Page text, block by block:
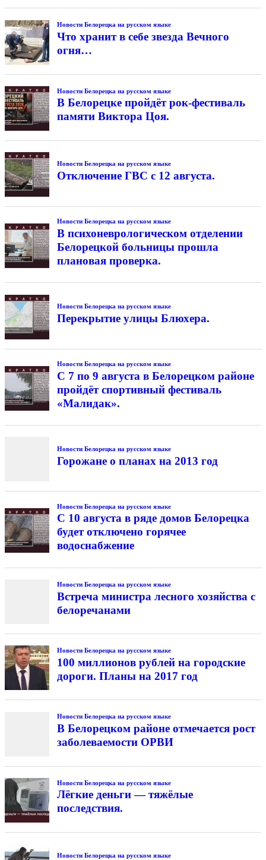
Новости Белорецка на русском языке
Что хранит в себе звезда Вечного
огня…
Новости Белорецка на русском языке
В Белорецке пройдёт рок-фестиваль
памяти Виктора Цоя.
Новости Белорецка на русском языке
Отключение ГВС с 12 августа.
Новости Белорецка на русском языке
В психоневрологическом отделении
Белорецкой больницы прошла
плановая проверка.
Новости Белорецка на русском языке
Перекрытие улицы Блюхера.
Новости Белорецка на русском языке
С 7 по 9 августа в Белорецком районе
пройдёт спортивный фестиваль
«Малидак».
Новости Белорецка на русском языке
Горожане о планах на 2013 год
Новости Белорецка на русском языке
С 10 августа в ряде домов Белорецка
будет отключено горячее
водоснабжение
Новости Белорецка на русском языке
Встреча министра лесного хозяйства с
белоречанами
Новости Белорецка на русском языке
100 миллионов рублей на городские
дороги. Планы на 2017 год
Новости Белорецка на русском языке
В Белорецком районе отмечается рост
заболеваемости ОРВИ
Новости Белорецка на русском языке
Лёгкие деньги — тяжёлые
последствия.
Новости Белорецка на русском языке